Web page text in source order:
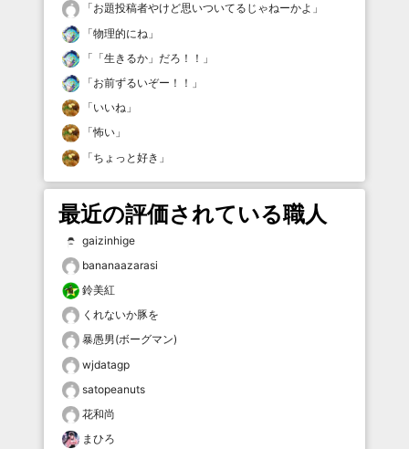
「お題投稿者やけど思いついてるじゃねーかよ 」
「物理的にね 」
「 「生きるか」だろ！！ 」
「お前ずるいぞー！！ 」
「いいね 」
「怖い 」
「ちょっと好き 」
最近の評価されている職人
gaizinhige
bananaazarasi
鈴美紅
くれないか豚を
暴愚男(ボーグマン)
wjdatagp
satopeanuts
花和尚
まひろ